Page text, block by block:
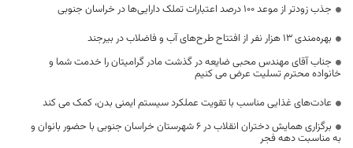
جذب زودتر از موعد ۱۰۰ درصد اعتبارات تملک دارایی‌ها در خراسان جنوبی
بهره‌مندی ۱۳ هزار نفر از افتتاح طرح‌های آب و فاضلاب در بیرجند
جناب آقای مهندس محبی ضایعه در گذشت مادر گرامیتان را خدمت شما و
خانواده محترم تسلیت عرض می کنیم
عادت‌های غذایی مناسب با تقویت عملکرد سیستم ایمنی بدن، کمک می کند
برگزاری همایش دختران انقلاب در ۶ شهرستان خراسان جنوبی با حضور بانوان و
به مناسبت دهه فجر